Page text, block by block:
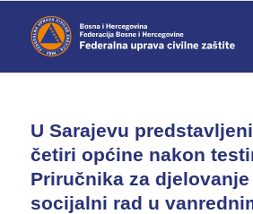
U Sarajevu
četiri općine nakon
Priručnika za
socijalni rad u